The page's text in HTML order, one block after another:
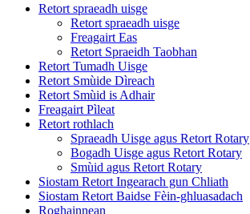
Retort spraeadh uisge
Retort spraeadh uisge
Freagairt Eas
Retort Spraeidh Taobhan
Retort Tumadh Uisge
Retort Smùide Dìreach
Retort Smùid is Adhair
Freagairt Pìleat
Retort rothlach
Spraeadh Uisge agus Retort Rotary
Bogadh Uisge agus Retort Rotary
Smùid agus Retort Rotary
Siostam Retort Ingearach gun Chliath
Siostam Retort Baidse Fèin-ghluasadach
Roghainnean